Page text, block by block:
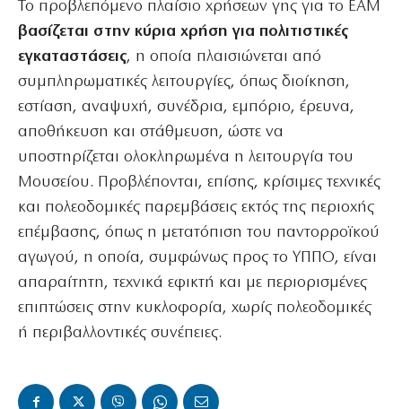
Το προβλεπόμενο πλαίσιο χρήσεων γης για το ΕΑΜ
βασίζεται στην κύρια χρήση για πολιτιστικές
εγκαταστάσεις, η οποία πλαισιώνεται από
συμπληρωματικές λειτουργίες, όπως διοίκηση,
εστίαση, αναψυχή, συνέδρια, εμπόριο, έρευνα,
αποθήκευση και στάθμευση, ώστε να
υποστηρίζεται ολοκληρωμένα η λειτουργία του
Μουσείου. Προβλέπονται, επίσης, κρίσιμες τεχνικές
και πολεοδομικές παρεμβάσεις εκτός της περιοχής
επέμβασης, όπως η μετατόπιση του παντορροϊκού
αγωγού, η οποία, συμφώνως προς το ΥΠΠΟ, είναι
απαραίτητη, τεχνικά εφικτή και με περιορισμένες
επιπτώσεις στην κυκλοφορία, χωρίς πολεοδομικές
ή περιβαλλοντικές συνέπειες.